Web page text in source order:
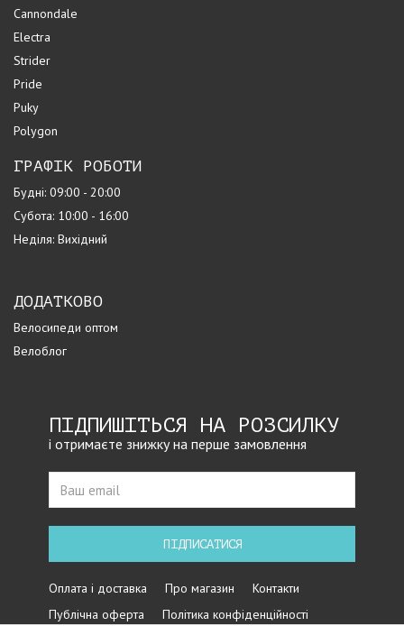
Cannondale
Electra
Strider
Pride
Puky
Polygon
ГРАФІК РОБОТИ
Будні: 09:00 - 20:00
Субота: 10:00 - 16:00
Неділя: Вихідний
ДОДАТКОВО
Велосипеди оптом
Велоблог
ПІДПИШІТЬСЯ НА РОЗСИЛКУ
і отримаєте знижку на перше замовлення
ПІДПИСАТИСЯ
Оплата і доставка Про магазин
Контакти
Публічна оферта
Політика конфіденційності